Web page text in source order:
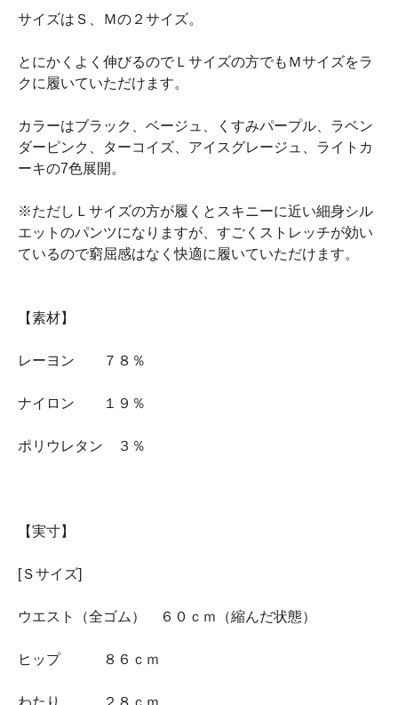
サイズはＳ、Ｍの２サイズ。
とにかくよく伸びるのでＬサイズの方でもＭサイズをラ
クに履いていただけます。
カラーはブラック、ベージュ、くすみパープル、ラベン
ダーピンク、ターコイズ、アイスグレージュ、ライトカ
ーキの7色展開。
※ただしＬサイズの方が履くとスキニーに近い細身シル
エットのパンツになりますが、すごくストレッチが効い
ているので窮屈感はなく快適に履いていただけます。
【素材】
レーヨン ７８％
ナイロン １９％
ポリウレタン ３％
【実寸】
[Ｓサイズ]
ウエスト（全ゴム） ６０ｃｍ（縮んだ状態）
ヒップ ８６ｃｍ
わたり ２８ｃｍ